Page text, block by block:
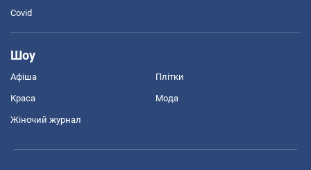
Covid
Шоу
Афіша Плітки
Краса Мода
Жіночий журнал